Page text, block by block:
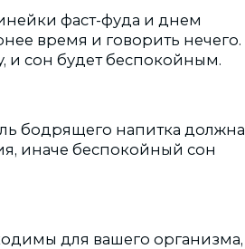
фаст-фуда и днем
время и говорить нечего.
и сон будет беспокойным.
бодрящего напитка должна
иначе беспокойный сон
для вашего организма,